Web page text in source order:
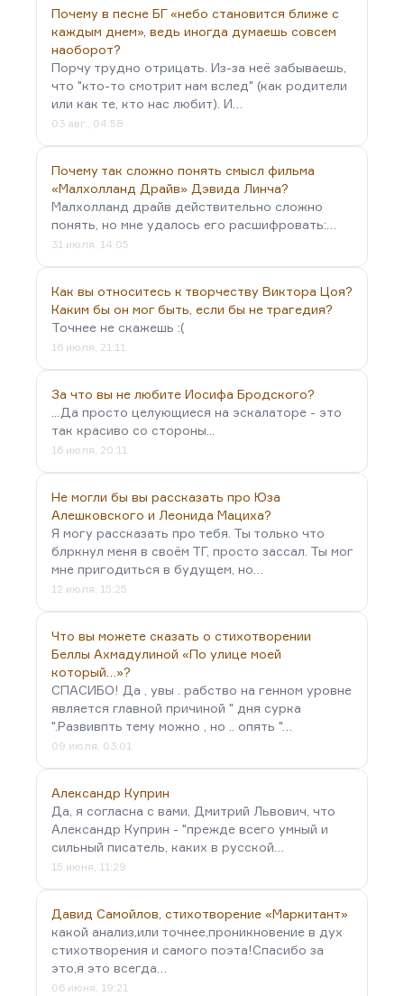
Почему в песне БГ «небо становится ближе с
каждым днем», ведь иногда думаешь совсем
наоборот?
Порчу трудно отрицать. Из-за неё забываешь,
что "кто-то смотрит нам вслед" (как родители
или как те, кто нас любит). И…
03 авг., 04:58
Почему так сложно понять смысл фильма
«Малхолланд Драйв» Дэвида Линча?
Малхолланд драйв действительно сложно
понять, но мне удалось его расшифровать:…
31 июля, 14:05
Как вы относитесь к творчеству Виктора Цоя?
Каким бы он мог быть, если бы не трагедия?
Точнее не скажешь :(
16 июля, 21:11
За что вы не любите Иосифа Бродского?
...Да просто целующиеся на эскалаторе - это
так красиво со стороны...
16 июля, 20:11
Не могли бы вы рассказать про Юза
Алешковского и Леонида Мациха?
Я могу рассказать про тебя. Ты только что
блркнул меня в своём ТГ, просто зассал. Ты мог
мне пригодиться в будущем, но…
12 июля, 15:25
Что вы можете сказать о стихотворении
Беллы Ахмадулиной «По улице моей
который…»?
СПАСИБО! Да , увы . рабство на генном уровне
является главной причиной " дня сурка
".Развивпть тему можно , но .. опять "…
09 июля, 03:01
Александр Куприн
Да, я согласна с вами, Дмитрий Львович, что
Александр Куприн - "прежде всего умный и
сильный писатель, каких в русской…
15 июня, 11:29
Давид Самойлов, стихотворение «Маркитант»
какой анализ,или точнее,проникновение в дух
стихотворения и самого поэта!Спасибо за
это,я это всегда…
06 июня, 19:21